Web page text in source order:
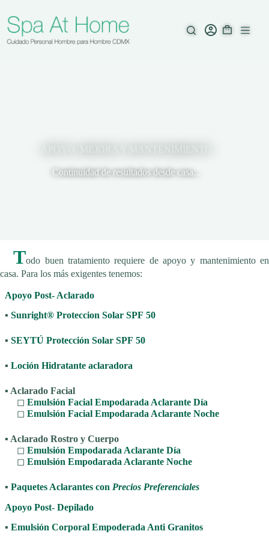
contenido
Continuidad de resultados desde casa...
Todo buen tratamiento requiere de apoyo y mantenimiento en
casa. Para los más exigentes tenemos:
Apoyo Post- Aclarado
▪ Sunright® Proteccion Solar SPF 50
▪ SEYTÚ Protección Solar SPF 50
▪ Loción Hidratante aclaradora
▪ Aclarado Facial
◻︎ Emulsión Facial Empodarada Aclarante Día
◻︎ Emulsión Facial Empodarada Aclarante Noche
▪ Aclarado Rostro y Cuerpo
◻︎ Emulsión Empodarada Aclarante Día
◻︎ Emulsión Empodarada Aclarante Noche
▪ Paquetes Aclarantes con Precios Preferenciales
Apoyo Post- Depilado
▪ Emulsión Corporal Empoderada Anti Granitos